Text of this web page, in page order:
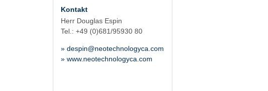
Kontakt
Herr Douglas Espin
Tel.: +49 (0)681/95930 80
» despin@neotechnologyca.com
» www.neotechnologyca.com